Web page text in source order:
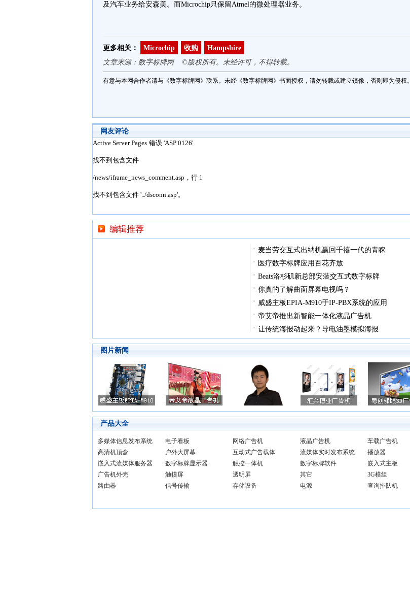
及汽车业务给安森美。而Microchip只保留Atmel的微处理器业务。
更多相关： Microchip 收购
Hampshire
文章来源：数字标牌网 ©版权所有。未经许可，不得转载。
有意与本网合作者请与《数字标牌网》联系。未经《数字标牌网》书面授权，请勿转载或建立镜像，否则即为侵权。
网友评论
编辑推荐
麦当劳交互式出纳机赢回千禧一代的青睐
医疗数字标牌应用百花齐放
Beats洛杉矶新总部安装交互式数字标牌
你真的了解曲面屏幕电视吗？
威盛主板EPIA-M910于IP-PBX系统的应用
帝艾帝推出新智能一体化液晶广告机
让传统海报动起来？导电油墨模拟海报
图片新闻
产品大全
多媒体信息发布系统 电子看板 网络广告机 液晶广告机
车载广告机
高清机顶盒
户外大屏幕 互动式广告载体 流媒体实时发布系统
播放器
嵌入式流媒体服务器
数字标牌显示器 触控一体机 数字标牌软件
嵌入式主板
广告机外壳
触摸屏 透明屏 其它
3G模组
路由器
信号传输 存储设备 电源 查询排队机